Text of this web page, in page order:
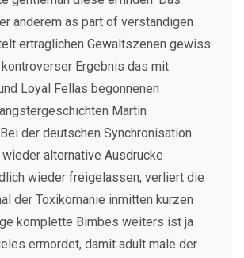
anderem as part of verstandigen
ertraglichen Gewaltszenen gewiss
Ergebnis das mit
Loyal Fellas begonnenen
Martin
der deutschen Synchronisation
alternative Ausdrucke
wieder freigelassen, verliert die
der Toxikomanie inmitten kurzen
komplette Bimbes weiters ist ja
ermordet, damit adult male der